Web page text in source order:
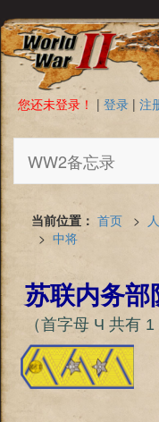
您还未登录！ | 登录 | 注
WW2备忘录
当前位置： 首页 >
> 中将
苏联内务部
（首字母 Ч 共有 1